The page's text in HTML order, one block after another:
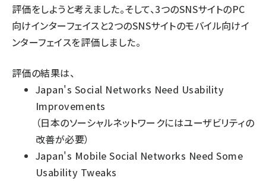
評価をしようと考えました。そして、3つのSNSサイトのPC
向けインターフェイスと2つのSNSサイトのモバイル向けイ
ンターフェイスを評価しました。
評価の結果は、
Japan's Social Networks Need Usability
Improvements
（日本のソーシャルネットワークにはユーザビリティの
改善が必要）
Japan's Mobile Social Networks Need Some
Usability Tweaks